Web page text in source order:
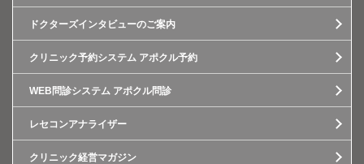
ドクターズインタビューのご案内
クリニック予約システム アポクル予約
WEB問診システム アポクル問診
レセコンアナライザー
クリニック経営マガジン